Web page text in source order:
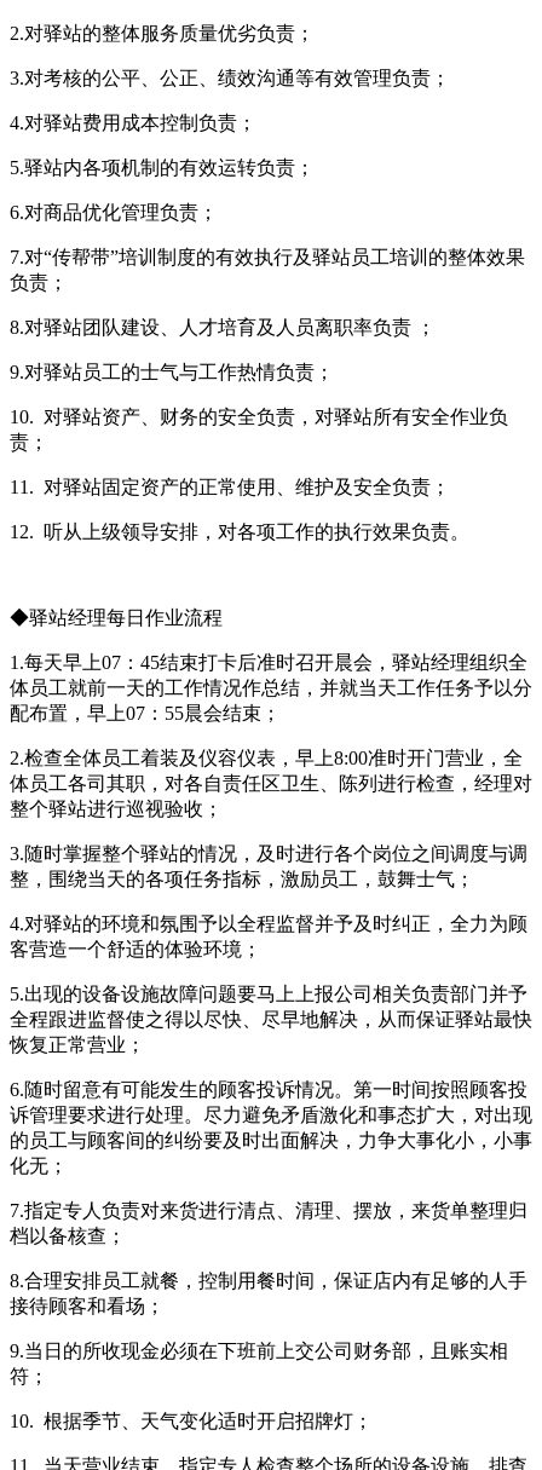
2.对驿站的整体服务质量优劣负责；
3.对考核的公平、公正、绩效沟通等有效管理负责；
4.对驿站费用成本控制负责；
5.驿站内各项机制的有效运转负责；
6.对商品优化管理负责；
7.对“传帮带”培训制度的有效执行及驿站员工培训的整体效果
负责；
8.对驿站团队建设、人才培育及人员离职率负责 ；
9.对驿站员工的士气与工作热情负责；
10. 对驿站资产、财务的安全负责，对驿站所有安全作业负
责；
11. 对驿站固定资产的正常使用、维护及安全负责；
12. 听从上级领导安排，对各项工作的执行效果负责。
◆驿站经理每日作业流程
1.每天早上07：45结束打卡后准时召开晨会，驿站经理组织全
体员工就前一天的工作情况作总结，并就当天工作任务予以分
配布置，早上07：55晨会结束；
2.检查全体员工着装及仪容仪表，早上8:00准时开门营业，全
体员工各司其职，对各自责任区卫生、陈列进行检查，经理对
整个驿站进行巡视验收；
3.随时掌握整个驿站的情况，及时进行各个岗位之间调度与调
整，围绕当天的各项任务指标，激励员工，鼓舞士气；
4.对驿站的环境和氛围予以全程监督并予及时纠正，全力为顾
客营造一个舒适的体验环境；
5.出现的设备设施故障问题要马上上报公司相关负责部门并予
全程跟进监督使之得以尽快、尽早地解决，从而保证驿站最快
恢复正常营业；
6.随时留意有可能发生的顾客投诉情况。第一时间按照顾客投
诉管理要求进行处理。尽力避免矛盾激化和事态扩大，对出现
的员工与顾客间的纠纷要及时出面解决，力争大事化小，小事
化无；
7.指定专人负责对来货进行清点、清理、摆放，来货单整理归
档以备核查；
8.合理安排员工就餐，控制用餐时间，保证店内有足够的人手
接待顾客和看场；
9.当日的所收现金必须在下班前上交公司财务部，且账实相
符；
10. 根据季节、天气变化适时开启招牌灯；
11. 当天营业结束，指定专人检查整个场所的设备设施，排查